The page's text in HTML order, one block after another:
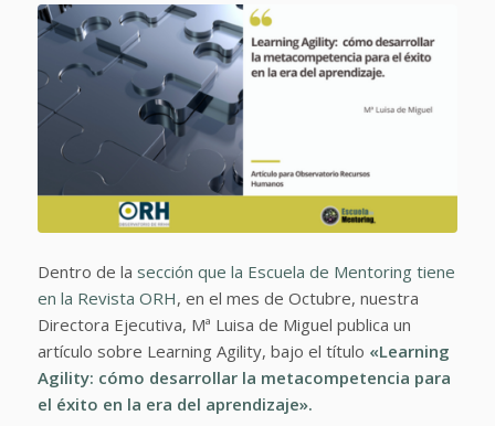
Dentro de la sección que la Escuela de Mentoring tiene
en la Revista ORH, en el mes de Octubre, nuestra
Directora Ejecutiva, Mª Luisa de Miguel publica un
artículo sobre Learning Agility, bajo el título «Learning
Agility: cómo desarrollar la metacompetencia para
el éxito en la era del aprendizaje».